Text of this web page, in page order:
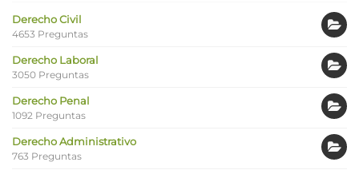
Derecho Civil
4653 Preguntas
Derecho Laboral
3050 Preguntas
Derecho Penal
1092 Preguntas
Derecho Administrativo
763 Preguntas